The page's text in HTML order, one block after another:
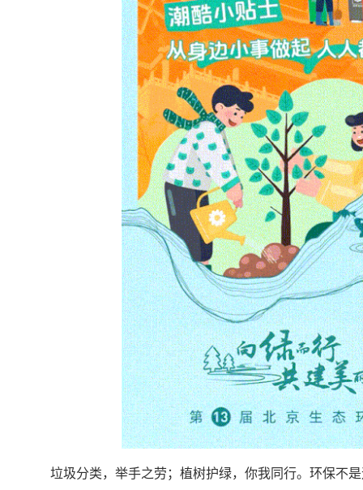
垃圾分类，举手之劳；植树护绿，你我同行。环保不